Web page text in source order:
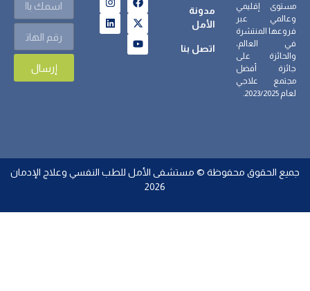
مستوى إقليمي
وعالمي عبر
فروعها المنتشرة
في العالم،
والحائزة على
جائزة أفضل
مجتمع علاجي
لعام 2023/2025.
مدونة
الأمل
اتصل بنا
إرسال
جميع الحقوق محفوظة © مستشفى الأمل للطب النفسي وعلاج الإدمان
2026